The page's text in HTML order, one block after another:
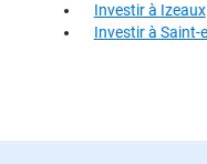
Investir à Izeaux
Investir à Saint-